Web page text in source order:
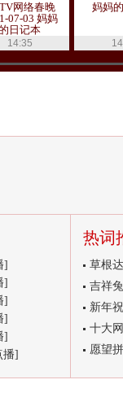
网络春晚
07-03 妈妈
日记本
14:35
妈妈
]
]
]
]
]
播]
热词
草根
吉祥兔
新年
十大
愿望